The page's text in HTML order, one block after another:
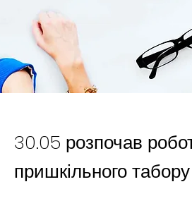
30.05 розпочав
пришкільного табору